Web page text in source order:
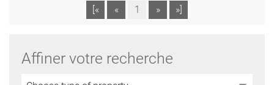
[« « 1 » »]
Affiner votre recherche